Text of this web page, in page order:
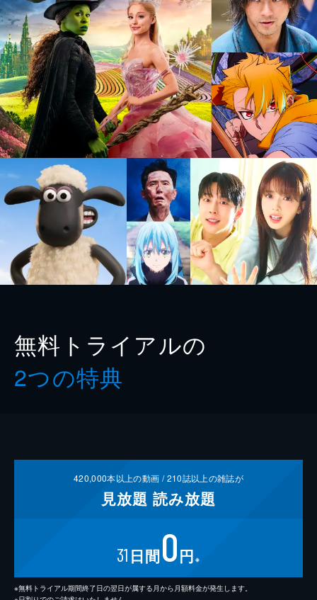
無料トライアルの
2つの特典
420,000本以上の動画 /210誌以上の雑誌が
見放題 読み放題
31 日間0円 ※
※無料トライアル期間終了日の翌日が属する月から月額料金が発生します。